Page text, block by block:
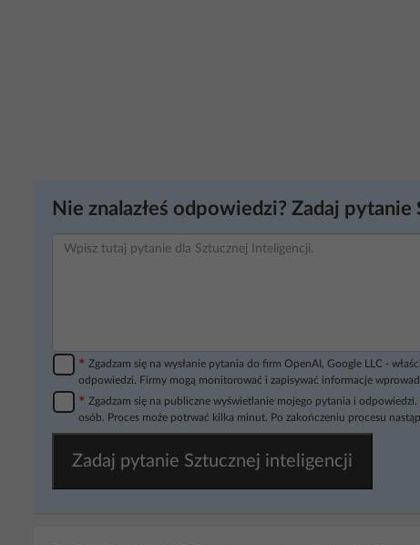
Nie znalazłeś odpowiedzi? Zadaj
* Zgadzam się na wysłanie pytania do firm OpenAI, Google LLC -
odpowiedzi. Firmy mogą monitorować i zapisywać informacje
* Zgadzam się na publiczne wyświetlanie mojego pytania i
osób. Proces może potrwać kilka minut. Po zakończeniu procesu
Zadaj pytanie Sztucznej inteligencji